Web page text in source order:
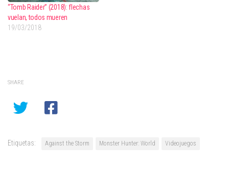
“Tomb Raider” (2018): flechas
vuelan, todos mueren
19/03/2018
SHARE
Etiquetas: Against the Storm Monster Hunter: World Videojuegos